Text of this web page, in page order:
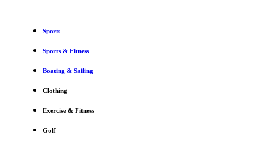
Sports
Sports & Fitness
Boating & Sailing
Clothing
Exercise & Fitness
Golf